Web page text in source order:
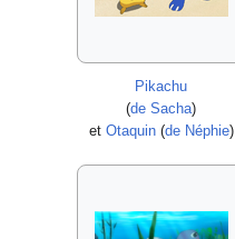
Pikachu
(de Sacha)
et Otaquin(de Néphie)